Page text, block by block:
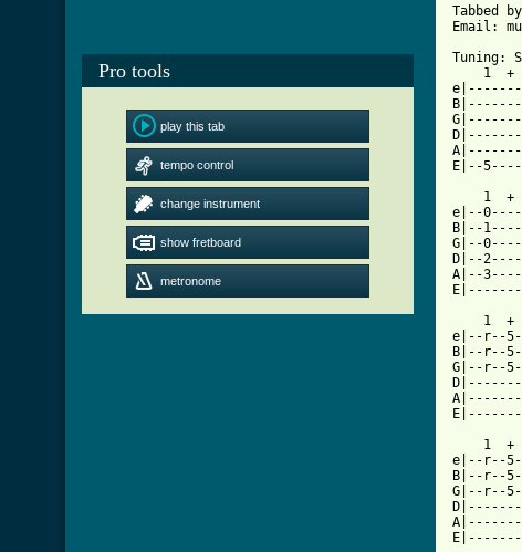
Pro tools
play this tab
tempo control
change instrument
show fretboard
metronome